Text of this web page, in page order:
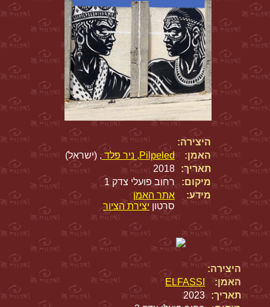
היצירה:
האמן:
Pilpeled, ניר פלד
, (ישראל)
תאריך:
2018
מיקום:
רחוב פועלי צדק 1
מידע:
אתר האמן
סרטון יצירת הציור
היצירה:
האמן:
ELFASSI
תאריך:
2023